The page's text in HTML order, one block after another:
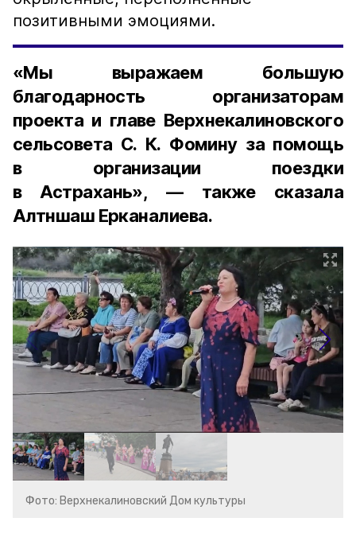
позитивными эмоциями.
«Мы выражаем большую
благодарность организаторам
проекта и главе Верхнекалиновского
сельсовета С. К. Фомину за помощь
в организации поездки
в Астрахань», — также сказала
Алтншаш Ерканалиева.
Фото: Верхнекалиновский Дом культуры